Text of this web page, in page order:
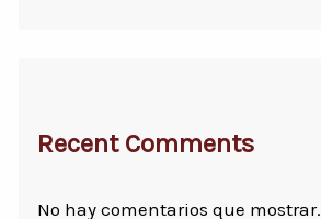
Recent Comments
No hay comentarios que mostrar.